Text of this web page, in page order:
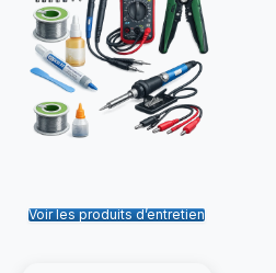
Voir les produits d’entretien